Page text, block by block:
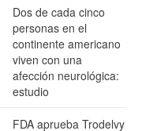
Dos de cada cinco
personas en el
continente americano
viven con una
afección neurológica:
estudio
FDA aprueba Trodelvy